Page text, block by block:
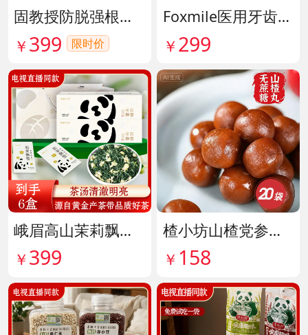
固教授防脱强根健发精华液 货号141187
￥ 399 限时价
Foxmile医用牙齿脱敏剂 货号141702
￥ 299
峨眉高山茉莉飘雪铂金熊猫礼盒限量版 货号141997
￥ 399
楂小坊山楂党参黄芪丸 货号142033
￥ 158